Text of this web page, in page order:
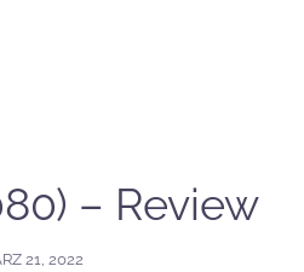
– Review
21, 2022